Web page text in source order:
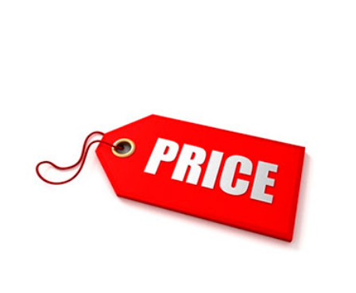
техник одна из которых как раз эйртач. Что такое
обратный хендтач? Так же если очень кратко и
понятно, то это когда из однотонного блонда
делают рельефное окрашивание . Звоните сейчас
Мастер Виктория тел: (активная ссылка) тел +380 99
423 8294 тел +380 98 398 5891 Примеры других